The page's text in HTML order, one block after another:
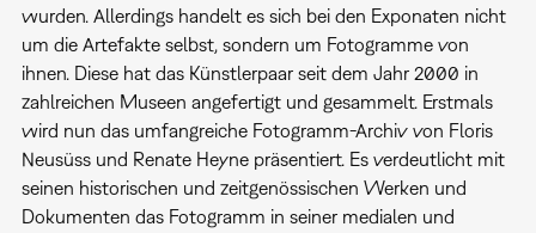
wurden. Allerdings handelt es sich bei den Exponaten nicht
um die Artefakte selbst, sondern um Fotogramme von
ihnen. Diese hat das Künstlerpaar seit dem Jahr 2000 in
zahlreichen Museen angefertigt und gesammelt. Erstmals
wird nun das umfangreiche Fotogramm-Archiv von Floris
Neusüss und Renate Heyne präsentiert. Es verdeutlicht mit
seinen historischen und zeitgenössischen Werken und
Dokumenten das Fotogramm in seiner medialen und